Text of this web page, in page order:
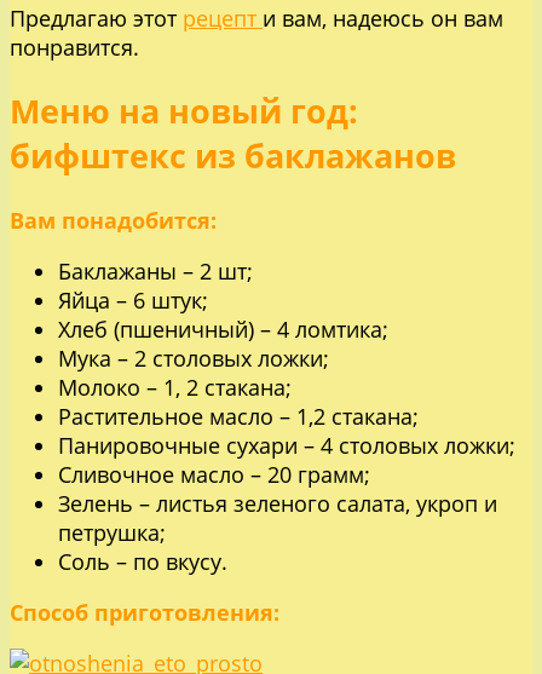
Предлагаю этот рецепт и вам, надеюсь он вам
понравится.
Меню на новый год:
бифштекс из баклажанов
Вам понадобится:
Баклажаны – 2 шт;
Яйца – 6 штук;
Хлеб (пшеничный) – 4 ломтика;
Мука – 2 столовых ложки;
Молоко – 1, 2 стакана;
Растительное масло – 1,2 стакана;
Панировочные сухари – 4 столовых ложки;
Сливочное масло – 20 грамм;
Зелень – листья зеленого салата, укроп и
петрушка;
Соль – по вкусу.
Способ приготовления: